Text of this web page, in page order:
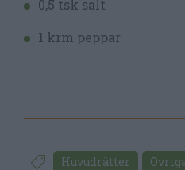
0,5 tsk salt
1 krm peppar
Huvudrätter